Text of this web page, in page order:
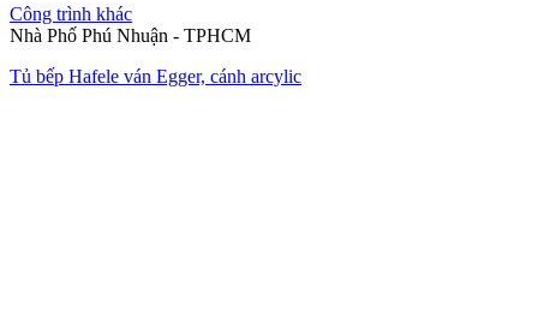
Công trình khác
Nhà Phố Phú Nhuận - TPHCM
Tủ bếp Hafele ván Egger, cánh arcylic